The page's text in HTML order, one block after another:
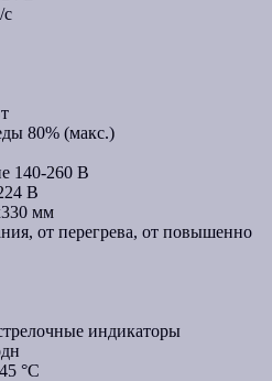
с
80% (макс.)
140-260 В
В
мм
от перегрева, от повышенно
индикаторы
°C